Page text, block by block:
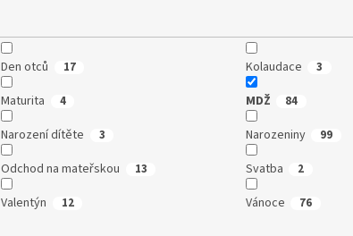
Den otců 17 Kolaudace 3
Maturita 4 MDŽ 84
Narození dítěte 3 Narozeniny 99
Odchod na mateřskou 13 Svatba 2
Valentýn 12 Vánoce 76